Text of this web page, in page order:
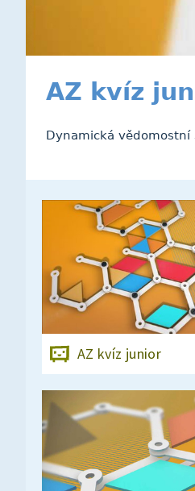
AZ kvíz
Dynamická
AZ kvíz junior